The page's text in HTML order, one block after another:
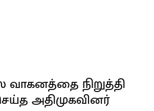
நிறுத்தி
அதிமுகவினர்